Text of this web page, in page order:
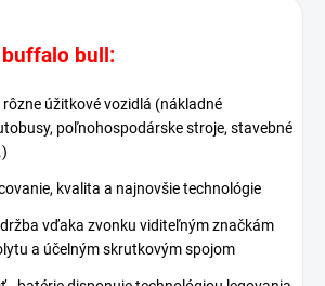
bull:
úžitkové vozidlá (nákladné
poľnohospodárske stroje, stavebné
kvalita a najnovšie technológie
vďaka zvonku viditeľným značkám
a účelným skrutkovým spojom